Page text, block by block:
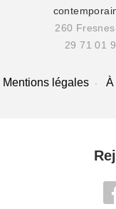
260
29 71 01
Mentions légales À